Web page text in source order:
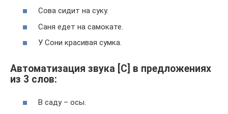
Сова сидит на суку.
Саня едет на самокате.
У Сони красивая сумка.
Автоматизация звука [С] в предложениях
из 3 слов:
В саду – осы.